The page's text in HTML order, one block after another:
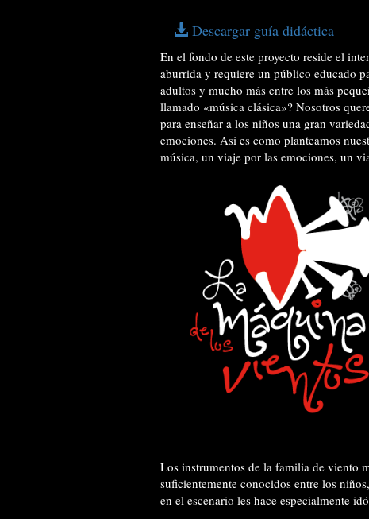
Descargar guía didáctica
En el fondo de este proyecto reside el
aburrida y requiere un público educado
adultos y mucho más entre los más
llamado «música clásica»? Nosotros
para enseñar a los niños una gran
emociones. Así es como planteamos
música, un viaje por las emociones, un
Los instrumentos de la familia de viento
suficientemente conocidos entre los
en el escenario les hace especialmente